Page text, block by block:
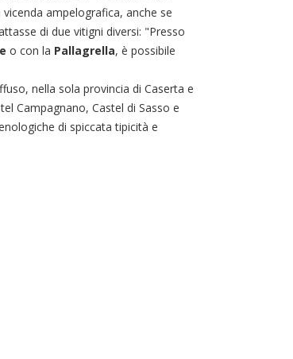
ampelografica, anche se
di due vitigni diversi: "Presso
o con la Pallagrella, è possibile
nella sola provincia di Caserta e
Campagnano, Castel di Sasso e
di spiccata tipicità e